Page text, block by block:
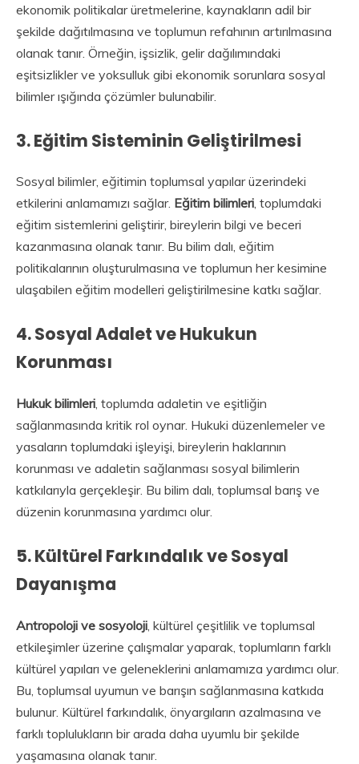
ekonomik politikalar üretmelerine, kaynakların adil bir
şekilde dağıtılmasına ve toplumun refahının artırılmasına
olanak tanır. Örneğin, işsizlik, gelir dağılımındaki
eşitsizlikler ve yoksulluk gibi ekonomik sorunlara sosyal
bilimler ışığında çözümler bulunabilir.
3.Eğitim Sisteminin Geliştirilmesi
Sosyal bilimler, eğitimin toplumsal yapılar üzerindeki
etkilerini anlamamızı sağlar. Eğitim bilimleri, toplumdaki
eğitim sistemlerini geliştirir, bireylerin bilgi ve beceri
kazanmasına olanak tanır. Bu bilim dalı, eğitim
politikalarının oluşturulmasına ve toplumun her kesimine
ulaşabilen eğitim modelleri geliştirilmesine katkı sağlar.
4.Sosyal Adalet ve Hukukun
Korunması
Hukuk bilimleri, toplumda adaletin ve eşitliğin
sağlanmasında kritik rol oynar. Hukuki düzenlemeler ve
yasaların toplumdaki işleyişi, bireylerin haklarının
korunması ve adaletin sağlanması sosyal bilimlerin
katkılarıyla gerçekleşir. Bu bilim dalı, toplumsal barış ve
düzenin korunmasına yardımcı olur.
5.Kültürel Farkındalık ve Sosyal
Dayanışma
Antropoloji ve sosyoloji , kültürel çeşitlilik ve toplumsal
etkileşimler üzerine çalışmalar yaparak, toplumların farklı
kültürel yapıları ve geleneklerini anlamamıza yardımcı olur.
Bu, toplumsal uyumun ve barışın sağlanmasına katkıda
bulunur. Kültürel farkındalık, önyargıların azalmasına ve
farklı toplulukların bir arada daha uyumlu bir şekilde
yaşamasına olanak tanır.